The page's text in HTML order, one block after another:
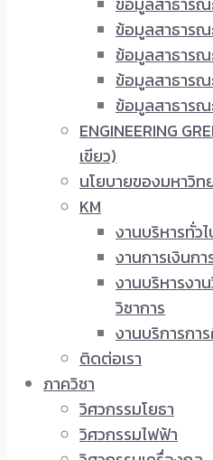
ข้อมูลสาธาร
ข้อมูลสาธาร
ข้อมูลสาธาร
ข้อมูลสาธาร
ENGINEERING
เขียว)
นโยบายของมหาวิท
KM
งานบริหารทั่ว
งานการเงินก
งานบริหารงา
วิชาการ
งานบริการกา
ติดต่อเรา
ภาควิชา
วิศวกรรมโยธา
วิศวกรรมไฟฟ้า